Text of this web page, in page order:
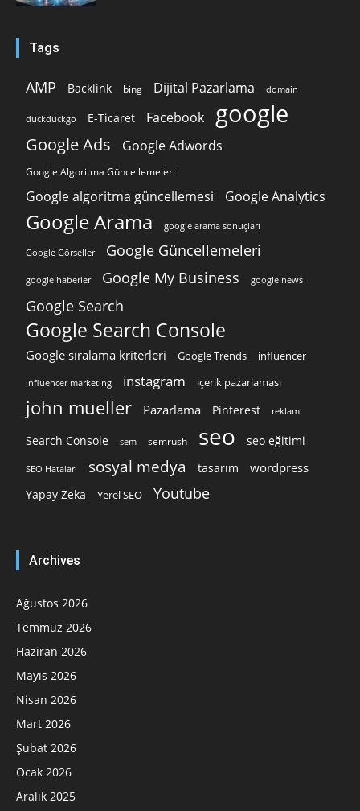
Tags
AMP Backlink bing Dijital Pazarlama domain
duckduckgo E-Ticaret Facebook google
Google Ads Google Adwords
Google Algoritma Güncellemeleri
Google algoritma güncellemesi Google Analytics
Google Arama google arama sonuçları
Google Görseller Google Güncellemeleri
google haberler Google My Business google news
Google Search
Google Search Console
Google sıralama kriterleri Google Trends influencer
influencer marketing instagram içerik pazarlaması
john mueller Pazarlama Pinterest reklam
Search Console sem semrush seo seo eğitimi
SEO Hataları sosyal medya tasarım wordpress
Yapay Zeka Yerel SEO Youtube
Archives
Ağustos 2026
Temmuz 2026
Haziran 2026
Mayıs 2026
Nisan 2026
Mart 2026
Şubat 2026
Ocak 2026
Aralık 2025